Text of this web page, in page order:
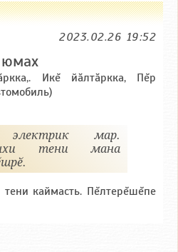
2023.02.26 19:52
Икĕ йăлтăркка, Пĕр
мар.
тени мана
тени каймасть. Пĕлтерĕшĕпе